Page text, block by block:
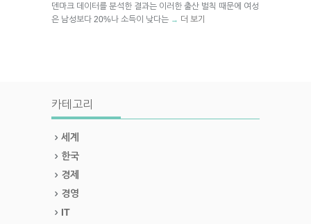
덴마크 데이터를 분석한 결과는 이러한 출산 벌칙 때문에 여성
은 남성보다 20%나 소득이 낮다는 → 더 보기
카테고리
세계
한국
경제
경영
IT